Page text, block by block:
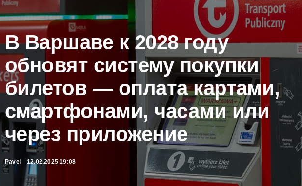
В Варшаве к 2028 году
обновят систему покупки
билетов — оплата картами,
смартфонами, часами или
через приложение
Pavel 12.02.2025 19:08